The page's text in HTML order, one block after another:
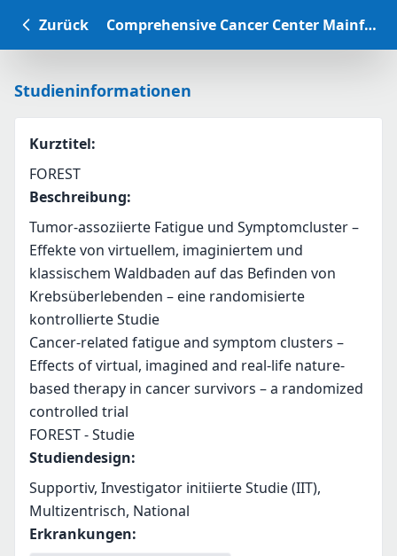
Zurück Comprehensive Cancer Center Mainfranken Studiendatenbank
Studieninformationen
Kurztitel:
FOREST
Beschreibung:
Tumor-assoziierte Fatigue und Symptomcluster –
Effekte von virtuellem, imaginiertem und
klassischem Waldbaden auf das Befinden von
Krebsüberlebenden – eine randomisierte
kontrollierte Studie
Cancer-related fatigue and symptom clusters –
Effects of virtual, imagined and real-life nature-
based therapy in cancer survivors – a randomized
controlled trial
FOREST - Studie
Studiendesign:
Supportiv, Investigator initiierte Studie (IIT),
Multizentrisch, National
Erkrankungen: